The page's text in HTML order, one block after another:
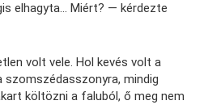
elhagyta… Miért? — kérdezte
volt vele. Hol kevés volt a
szomszédasszonyra, mindig
költözni a faluból, ő meg nem